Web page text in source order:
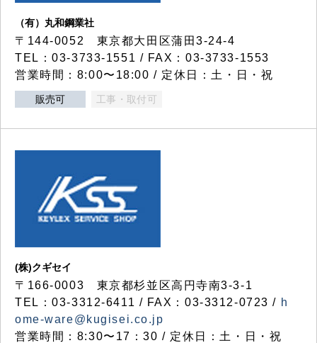
（有）丸和鋼業社
〒144-0052 東京都大田区蒲田3-24-4
TEL：03-3733-1551 / FAX：03-3733-1553
営業時間：8:00〜18:00 / 定休日：土・日・祝
販売可 工事・取付可
(株)クギセイ
〒166-0003 東京都杉並区高円寺南3-3-1
TEL：03-3312-6411 / FAX：03-3312-0723 / h
ome-ware@kugisei.co.jp
営業時間：8:30〜17：30 / 定休日：土・日・祝